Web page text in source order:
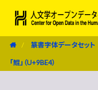
篆書字体データセット
「鯤」（U+9BE4）